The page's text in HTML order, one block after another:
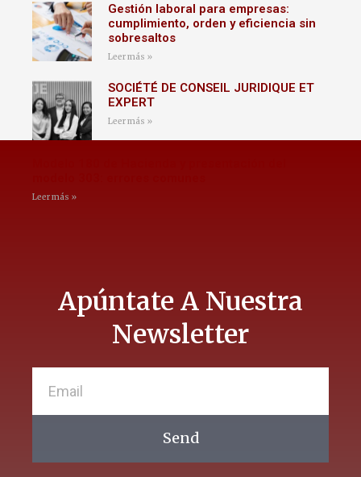
Gestión laboral para empresas:
cumplimiento, orden y eficiencia sin
sobresaltos
Leer más »
SOCIÉTÉ DE CONSEIL JURIDIQUE ET
EXPERT
Leer más »
Leer más »
Apúntate A Nuestra
Newsletter
Send